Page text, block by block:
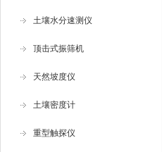
土壤水分速测仪
顶击式振筛机
天然坡度仪
土壤密度计
重型触探仪